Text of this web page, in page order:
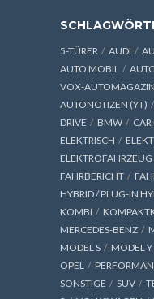
5-TÜRER AUDI
AUTO MOBIL
VOX-AUTOMAGAZIN
AUTONOTIZEN (YT)
DRIVE
BMW
ELEKTRISCH
ELEKTROFAHRZEUG
FAHRBERICHT
HYBRID / PLUG-IN
KOMBI
MERCEDES-BENZ
MODEL S
MODEL Y
OPEL
SONSTIGE
SUV